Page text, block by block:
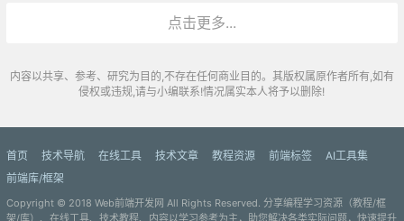
点击更多...
内容以共享、参考、研究为目的,不存在任何商业目的。其版权属原作者所有,如有
侵权或违规,请与小编联系!情况属实本人将予以删除!
首页 技术导航 在线工具 技术文章 教程资源 前端标签
AI工具集
前端库/框架